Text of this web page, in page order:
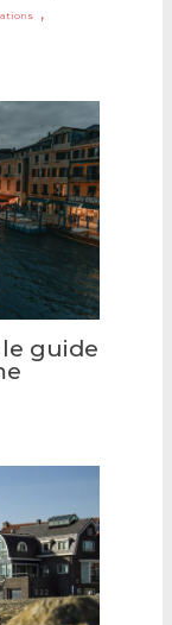
,
guide